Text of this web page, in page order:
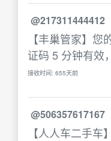
@217311444412
【丰巢管家】
证码 5 分钟有效
接收时间: 655天前
@506357617167
【人人车二手车